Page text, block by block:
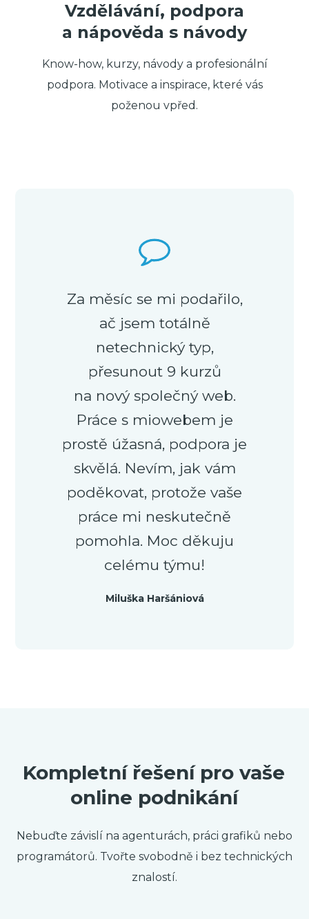
Vzdělávání, podpora
a nápověda s návody
Know-how, kurzy, návody a profesionální
podpora. Motivace a inspirace, které vás
poženou vpřed.
Za měsíc se mi podařilo,
ač jsem totálně
netechnický typ,
přesunout 9 kurzů
na nový společný web.
Práce s miowebem je
prostě úžasná, podpora je
skvělá. Nevím, jak vám
poděkovat, protože vaše
práce mi neskutečně
pomohla. Moc děkuju
celému týmu!
Miluška Haršániová
Kompletní řešení pro vaše
online podnikání
Nebuďte závislí na agenturách, práci grafiků nebo
programátorů. Tvořte svobodně i bez technických
znalostí.